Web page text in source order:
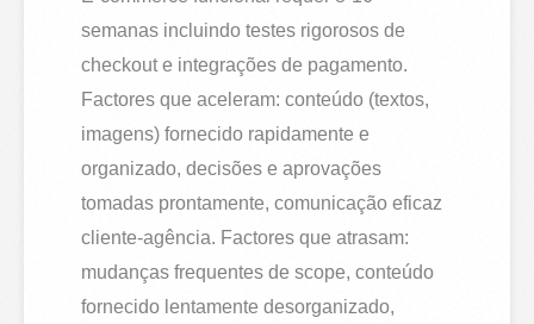
semanas incluindo testes rigorosos de
checkout e integrações de pagamento.
Factores que aceleram: conteúdo (textos,
imagens) fornecido rapidamente e
organizado, decisões e aprovações
tomadas prontamente, comunicação eficaz
cliente-agência. Factores que atrasam:
mudanças frequentes de scope, conteúdo
fornecido lentamente desorganizado,